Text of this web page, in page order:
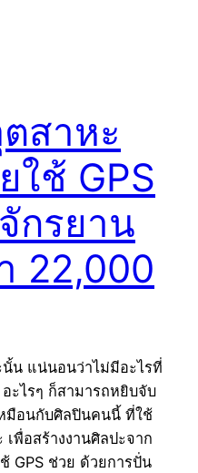
สาหะ
ใช้ GPS
กรยาน
22,000
นั้น แน่นอนว่าไม่มีอะไรที่
ะไรๆ ก็สามารถหยิบจับ
มือนกับศิลปินคนนี้ ที่ใช้
พื่อสร้างงานศิลปะจาก
GPS ช่วย ด้วยการปั่น